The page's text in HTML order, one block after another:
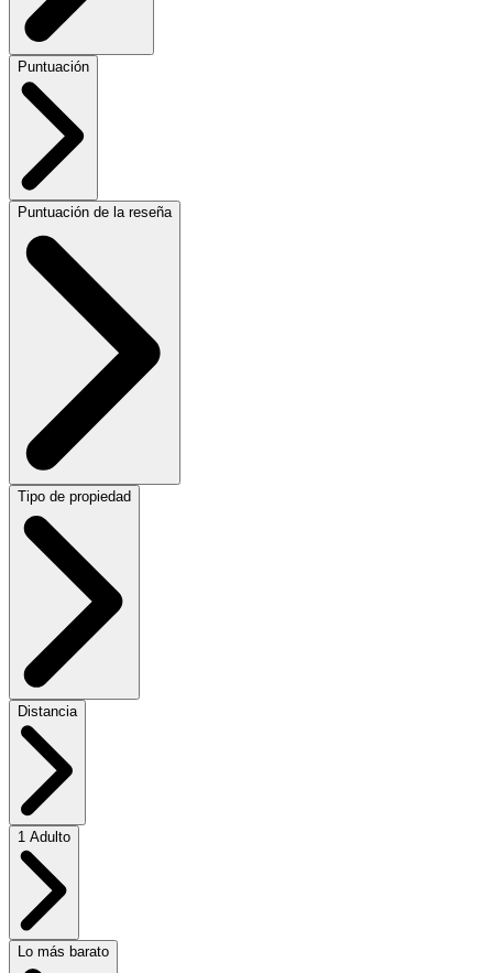
Puntuación
Puntuación de la reseña
Tipo de propiedad
Distancia
1 Adulto
Lo más barato